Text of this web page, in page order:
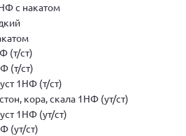
с накатом
(т/ст)
(т/ст)
1НФ (т/ст)
кора, скала 1НФ (ут/ст)
1НФ (ут/ст)
(ут/ст)